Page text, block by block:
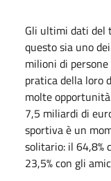
Gli ultimi dati del
questo sia uno
milioni di
pratica della loro
molte
7,5 miliardi di
sportiva è un
solitario: il 64,8%
23,5% con gli